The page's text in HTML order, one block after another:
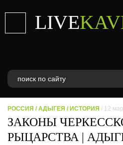
LIVE
РОССИЯ /АДЫГЕЯ / ИСТОРИЯ / 12
ЗАКОНЫ
РЫЦАРСТВА |